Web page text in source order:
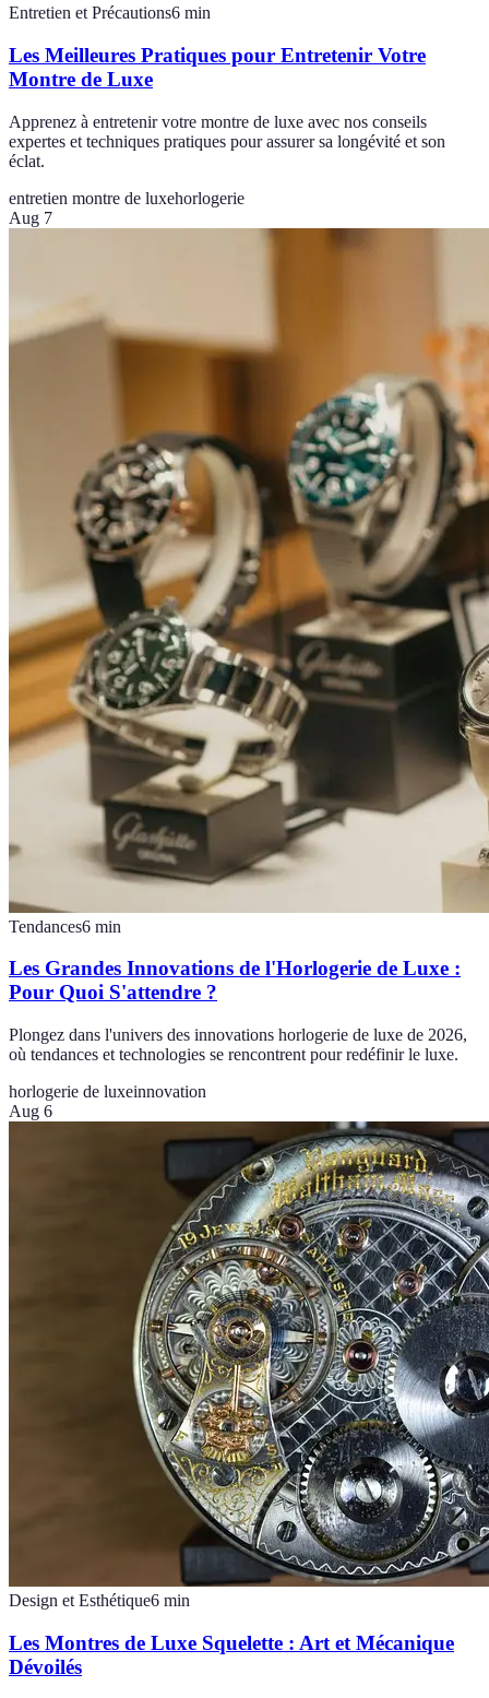
Entretien et Précautions6 min
Les Meilleures Pratiques pour Entretenir Votre
Montre de Luxe
Apprenez à entretenir votre montre de luxe avec nos conseils
expertes et techniques pratiques pour assurer sa longévité et son
éclat.
entretien montre de luxehorlogerie
Aug 7
Tendances6 min
Les Grandes Innovations de l'Horlogerie de Luxe :
Pour Quoi S'attendre ?
Plongez dans l'univers des innovations horlogerie de luxe de 2026,
où tendances et technologies se rencontrent pour redéfinir le luxe.
horlogerie de luxeinnovation
Aug 6
Design et Esthétique6 min
Les Montres de Luxe Squelette : Art et Mécanique
Dévoilés